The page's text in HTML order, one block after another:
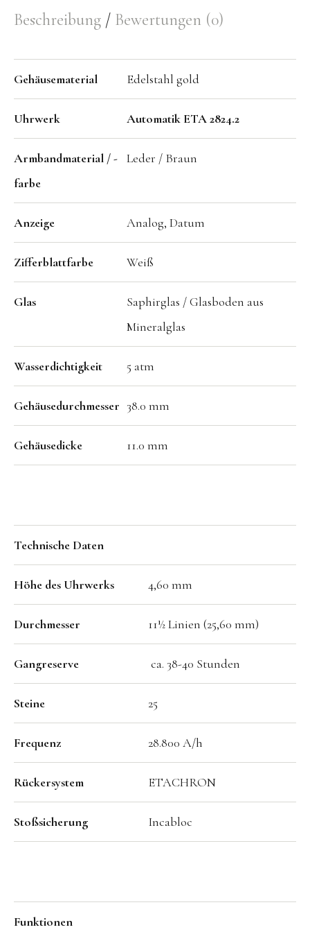
Beschreibung Bewertungen (0)
Gehäusematerial Edelstahl gold
Uhrwerk Automatik ETA 2824.2
Armbandmaterial / -
farbe
Leder / Braun
Anzeige Analog, Datum
Zifferblattfarbe Weiß
Glas
Saphirglas / Glasboden aus
Mineralglas
Wasserdichtigkeit 5 atm
Gehäusedurchmesser 38.0 mm
Gehäusedicke 11.0 mm
Technische Daten
Höhe des Uhrwerks 4,60 mm
Durchmesser 11½ Linien (25,60 mm)
Gangreserve ca. 38-40 Stunden
Steine 25
Frequenz 28.800 A/h
Rückersystem ETACHRON
Stoßsicherung Incabloc
Funktionen